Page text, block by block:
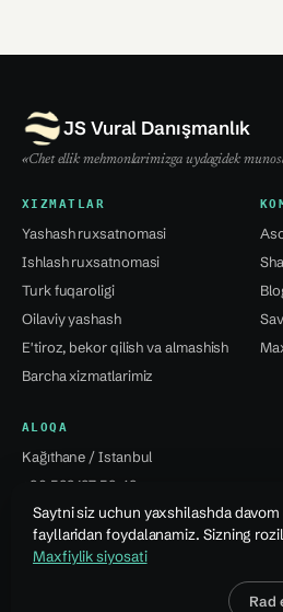
JS Vural Danışmanlık
«Chet ellik mehmonlarimizga uydagidek
XIZMATLAR
Yashash ruxsatnomasi
Ishlash ruxsatnomasi
Turk fuqaroligi
Oilaviy yashash
E'tiroz, bekor qilish va almashish
Barcha xizmatlarimiz
ALOQA
Kağıthane / Istanbul
+90 532 137 59 49
info@jsvural...
© 2026 Jale Snejana Vural Danışmanlık
Saytni siz uchun yaxshilashda
fayllaridan foydalanamiz. Sizning
Maxfiylik siyosati
Rad